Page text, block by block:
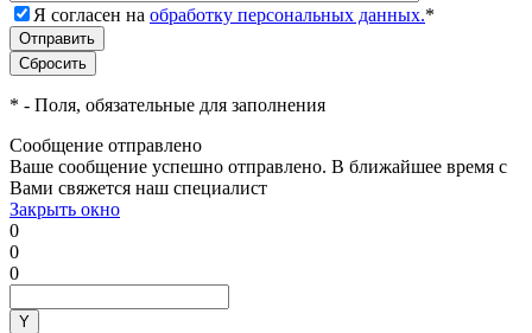
Я согласен на обработку персональных данных.*
* - Поля, обязательные для заполнения
Сообщение отправлено
Ваше сообщение успешно отправлено. В ближайшее время с
Вами свяжется наш специалист
Закрыть окно
0
0
0